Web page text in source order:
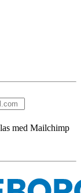
med Mailchimp